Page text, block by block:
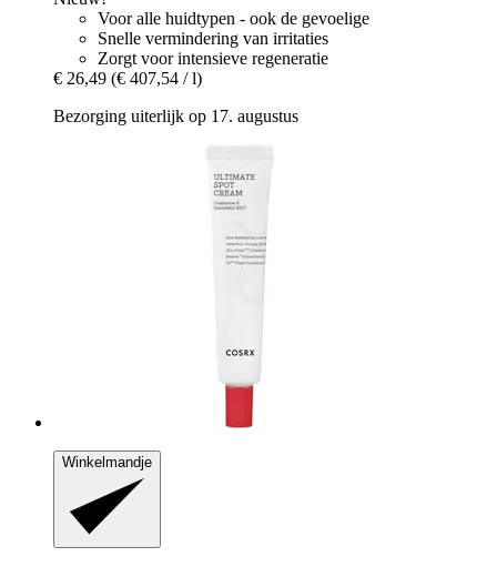
Voor alle huidtypen - ook de gevoelige
Snelle vermindering van irritaties
Zorgt voor intensieve regeneratie
€ 26,49 (€ 407,54 / l)
Bezorging uiterlijk op 17. augustus
Winkelmandje